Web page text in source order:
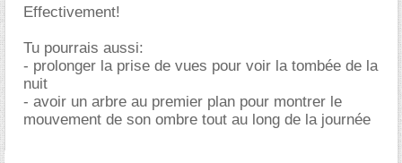
Effectivement!
Tu pourrais aussi:
- prolonger la prise de vues pour voir la tombée de la
nuit
- avoir un arbre au premier plan pour montrer le
mouvement de son ombre tout au long de la journée